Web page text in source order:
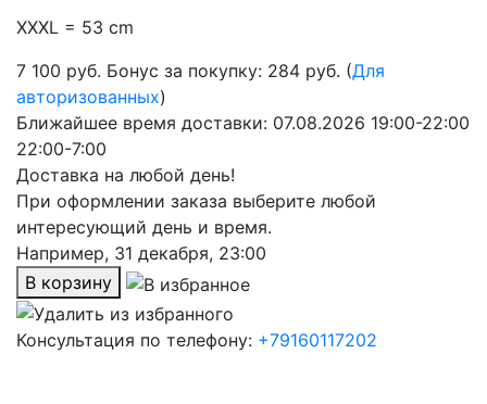
XXXL = 53 cm
7 100 руб. Бонус за покупку: 284 руб. (Для
авторизованных)
Ближайшее время доставки: 07.08.2026 19:00-22:00
22:00-7:00
Доставка на любой день!
При оформлении заказа выберите любой
интересующий день и время.
Например, 31 декабря, 23:00
В корзину
Консультация по телефону: +79160117202